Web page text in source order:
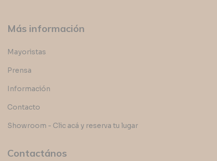
Más información
Mayoristas
Prensa
Información
Contacto
Showroom - Clic acá y reserva tu lugar
Contactános